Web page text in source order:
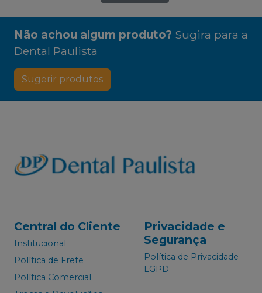
Não achou algum produto? Sugira para a
Dental Paulista
Sugerir produtos
Central do Cliente
Institucional
Política de Frete
Política Comercial
Privacidade e
Segurança
Política de Privacidade -
LGPD